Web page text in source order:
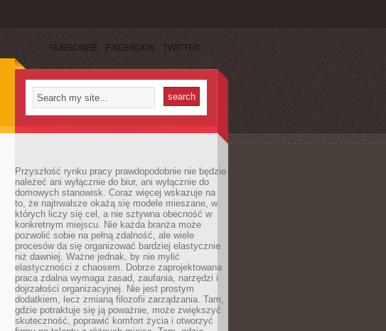
SUBSCRIBE FACEBOOK TWITTER
Przyszłość rynku pracy prawdopodobnie nie będzie
należeć ani wyłącznie do biur, ani wyłącznie do
domowych stanowisk. Coraz więcej wskazuje na
to, że najtrwalsze okażą się modele mieszane, w
których liczy się cel, a nie sztywna obecność w
konkretnym miejscu. Nie każda branża może
pozwolić sobie na pełną zdalność, ale wiele
procesów da się organizować bardziej elastycznie
niż dawniej. Ważne jednak, by nie mylić
elastyczności z chaosem. Dobrze zaprojektowana
praca zdalna wymaga zasad, zaufania, narzędzi i
dojrzałości organizacyjnej. Nie jest prostym
dodatkiem, lecz zmianą filozofii zarządzania. Tam,
gdzie potraktuje się ją poważnie, może zwiększyć
skuteczność, poprawić komfort życia i otworzyć